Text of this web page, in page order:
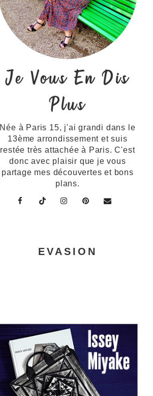
Je Vous En Dis
Plus
Née à Paris 15, j'ai grandi dans le
13ème arrondissement et suis
restée très attachée à Paris. C'est
donc avec plaisir que je vous
partage mes découvertes et bons
plans.
EVASION